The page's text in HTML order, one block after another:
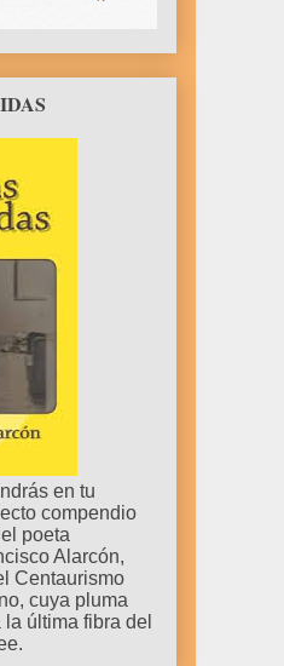
en tu
compendio
poeta
Alarcón,
Centaurismo
cuya pluma
última fibra del